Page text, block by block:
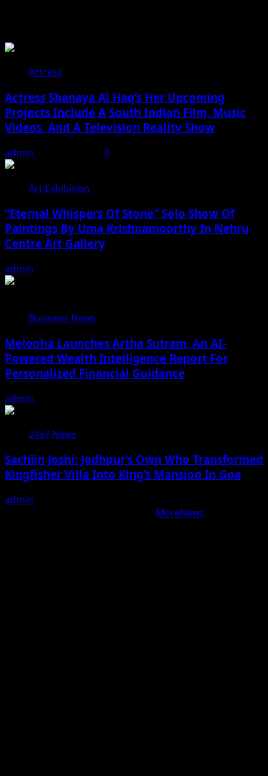
Actress
Actress Shanaya Al Haq’s Her Upcoming
Projects Include A South Indian Film, Music
Videos, And A Television Reality Show
admin 0
Art Exhibition
“Eternal Whispers Of Stone” Solo Show Of
Paintings By Uma Krishnamoorthy In Nehru
Centre Art Gallery
admin
Business News
Melooha Launches Artha Sutram, An AI-
Powered Wealth Intelligence Report For
Personalized Financial Guidance
admin
24x7 News
Sachiin Joshi: Jodhpur’s Own Who Transformed
Kingfisher Villa Into King’s Mansion In Goa
admin
MoreNews